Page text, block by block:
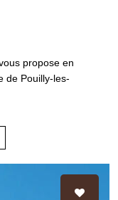
propose en
de Pouilly-les-